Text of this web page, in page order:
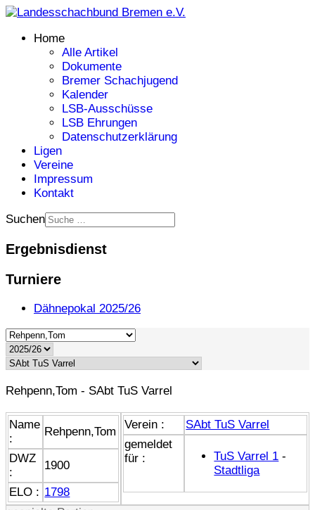
Home
Alle Artikel
Dokumente
Bremer Schachjugend
Kalender
LSB-Ausschüsse
LSB Ehrungen
Datenschutzerklärung
Ligen
Vereine
Impressum
Kontakt
Suchen
Ergebnisdienst
Turniere
Dähnepokal 2025/26
Rehpenn,Tom - SAbt TuS Varrel
Name
:
Rehpenn,Tom
DWZ
:
1900
ELO : 1798
Verein :
SAbt TuS Varrel
gemeldet
für :
TuS Varrel 1 -
Stadtliga